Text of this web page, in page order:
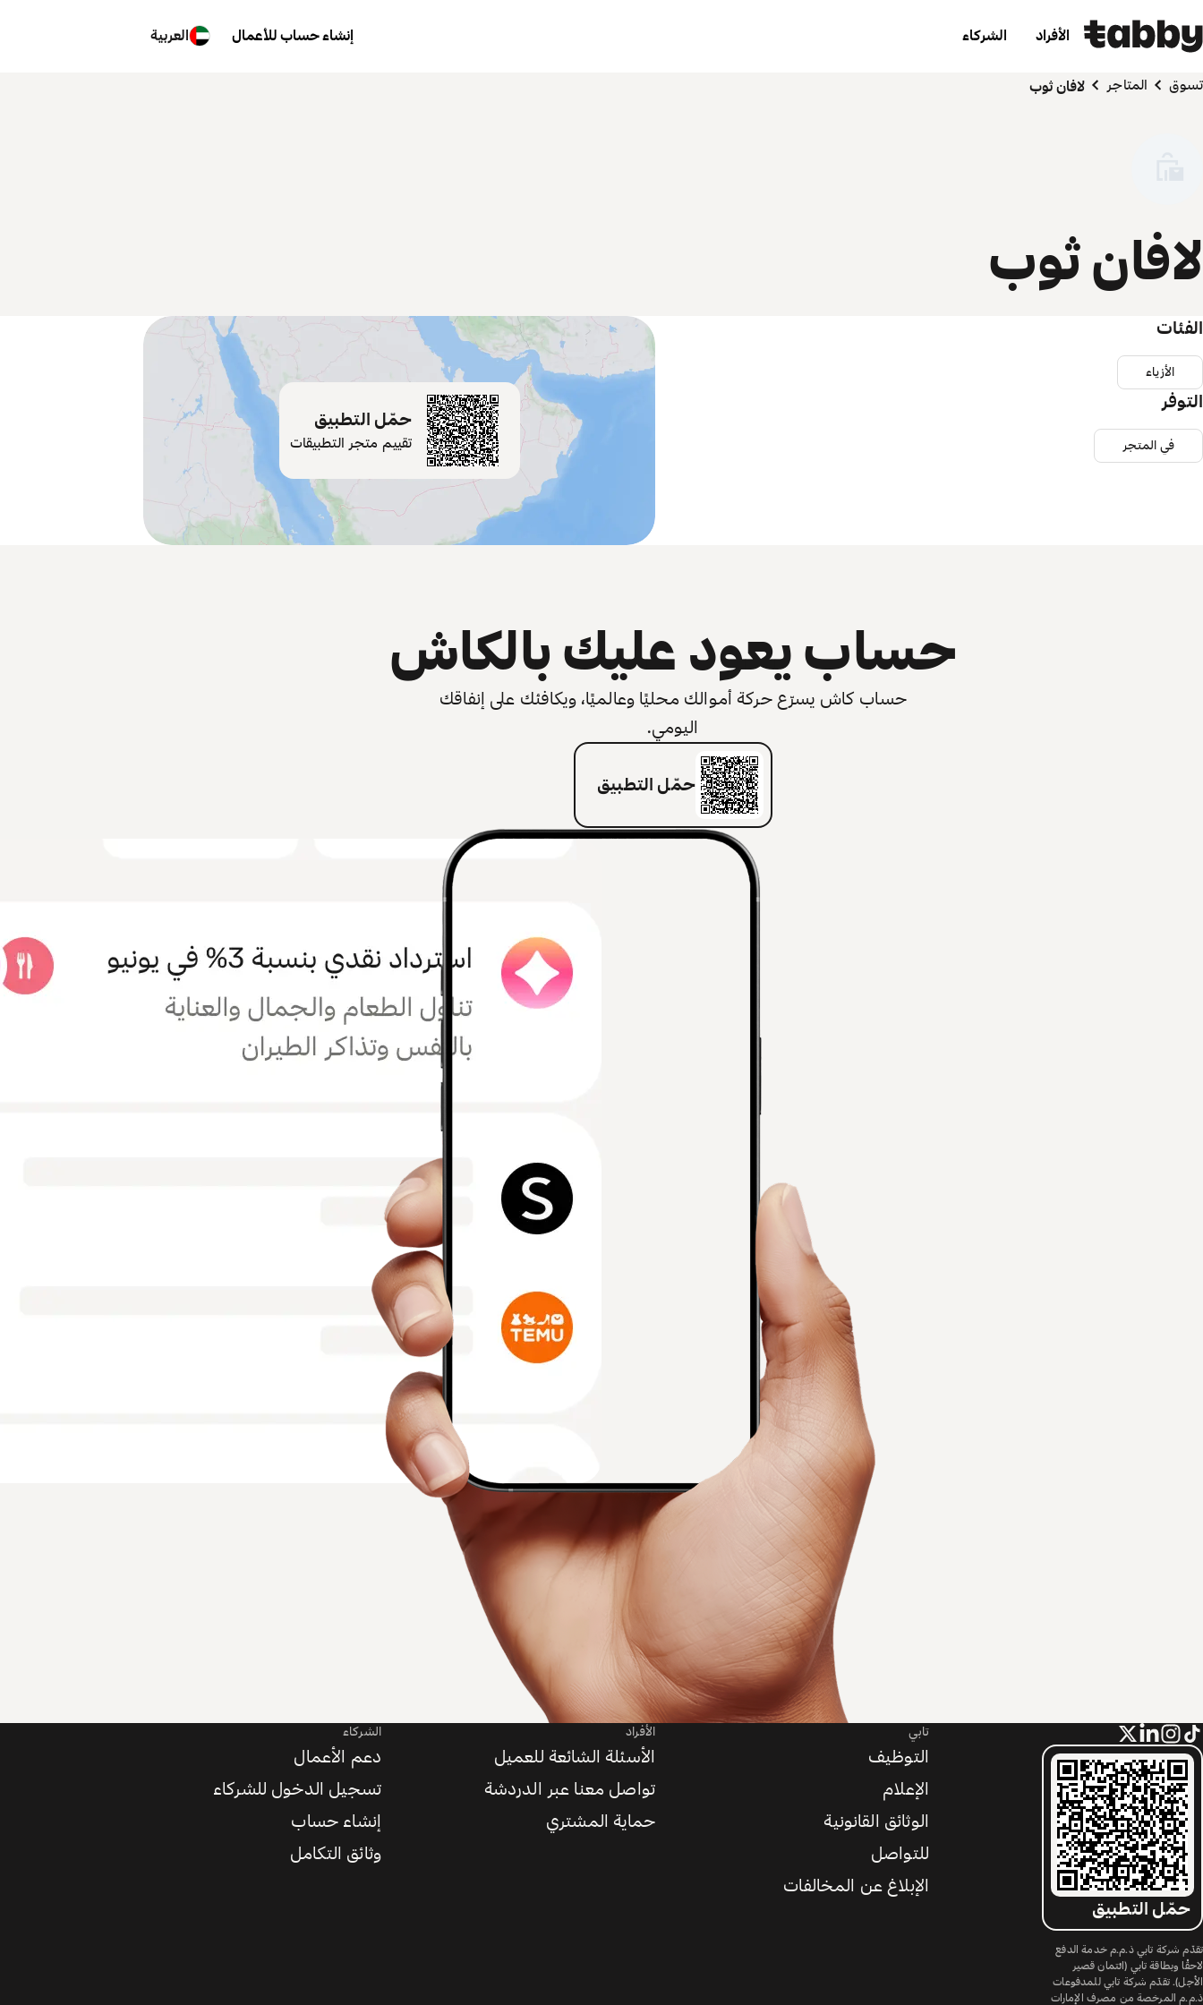
الأفراد الشركاء إنشاء حساب للأعمال العربية
تسوق المتاجر لافان ثوب
لافان ثوب
حمّل التطبيق
تقييم متجر التطبيقات
الفئات
الأزياء
التوفر
في المتجر
حساب يعود عليك بالكاش
حساب كاش يسرّع حركة أموالك محليًا وعالميًا، ويكافئك على إنفاقك
اليومي.
حمّل التطبيق
حمّل التطبيق
تقدّم شركة تابي ذ.م.م خدمة الدفع
لاحقًا وبطاقة تابي (ائتمان قصير
الأجل). تقدّم شركة تابي للمدفوعات
ذ.م.م المرخصة من مصرف الإمارات
تابي
التوظيف
الإعلام
الوثائق القانونية
للتواصل
الإبلاغ عن المخالفات
الأفراد
الأسئلة الشائعة للعميل
تواصل معنا عبر الدردشة
حماية المشتري
الشركاء
دعم الأعمال
تسجيل الدخول للشركاء
إنشاء حساب
وثائق التكامل